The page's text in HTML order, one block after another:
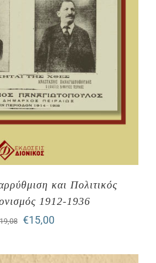
και Πολιτικός
1912-1936
Original
€15,00Η